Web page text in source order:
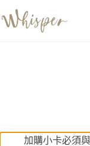
至
加購小卡必須